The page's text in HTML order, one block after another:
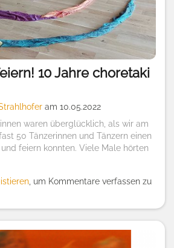
10 Jahre choretaki
am 10.05.2022
waren überglücklich, als wir am
50 Tänzerinnen und Tänzern einen
feiern konnten. Viele Male hörten
, um Kommentare verfassen zu